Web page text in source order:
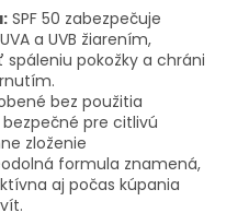
SPF 50 zabezpečuje
a UVB žiarením,
pokožky a chráni
bez použitia
pre citlivú
zloženie
formula znamená,
aj počas kúpania